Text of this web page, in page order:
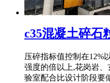
c35混凝土碎石
压碎指标值控制在12%
强度的倍以上,花岗岩
验室配合比设计阶段要